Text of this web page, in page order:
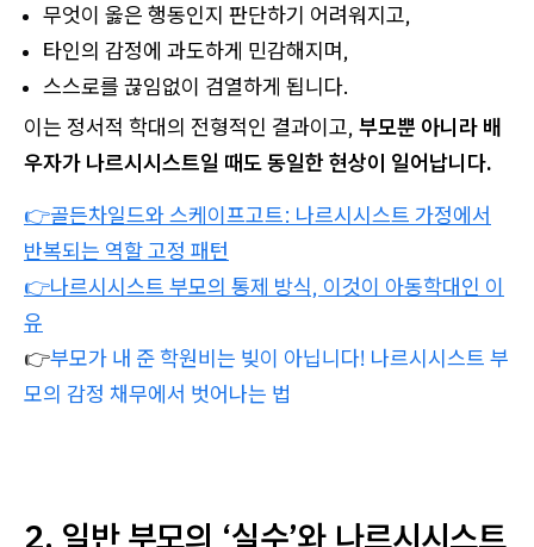
무엇이 옳은 행동인지 판단하기 어려워지고,
타인의 감정에 과도하게 민감해지며,
스스로를 끊임없이 검열하게 됩니다.
이는 정서적 학대의 전형적인 결과이고, 부모뿐 아니라 배
우자가 나르시시스트일 때도 동일한 현상이 일어납니다.
👉골든차일드와 스케이프고트: 나르시시스트 가정에서
반복되는 역할 고정 패턴
👉나르시시스트 부모의 통제 방식, 이것이 아동학대인 이
유
👉부모가 내 준 학원비는 빚이 아닙니다! 나르시시스트 부
모의 감정 채무에서 벗어나는 법
2. 일반 부모의 ‘실수’와 나르시시스트